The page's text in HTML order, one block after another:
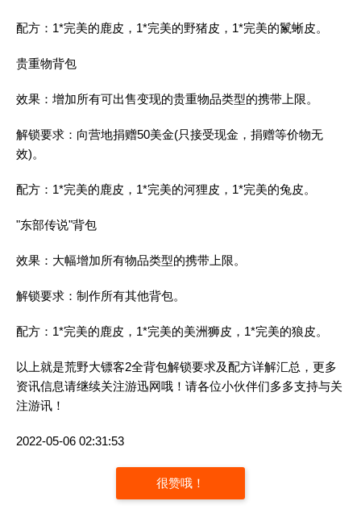
配方：1*完美的鹿皮，1*完美的野猪皮，1*完美的鬣蜥皮。
贵重物背包
效果：增加所有可出售变现的贵重物品类型的携带上限。
解锁要求：向营地捐赠50美金(只接受现金，捐赠等价物无
效)。
配方：1*完美的鹿皮，1*完美的河狸皮，1*完美的兔皮。
"东部传说"背包
效果：大幅增加所有物品类型的携带上限。
解锁要求：制作所有其他背包。
配方：1*完美的鹿皮，1*完美的美洲狮皮，1*完美的狼皮。
以上就是荒野大镖客2全背包解锁要求及配方详解汇总，更多
资讯信息请继续关注游迅网哦！请各位小伙伴们多多支持与关
注游讯！
2022-05-06 02:31:53
很赞哦！